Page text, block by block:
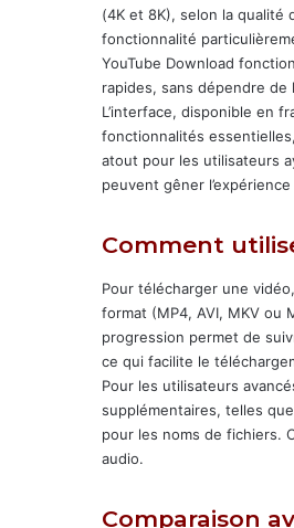
(4K et 8K), selon la qualité
fonctionnalité
YouTube Download
rapides, sans dépendre
L’interface, disponible en
fonctionnalités
atout pour les utilisateurs
peuvent gêner
Comment
Pour télécharger une
format (MP4, AVI, MKV
progression permet de
ce qui facilite le
Pour les utilisateurs
supplémentaires, telles
pour les noms de fichiers.
audio.
Comparaison